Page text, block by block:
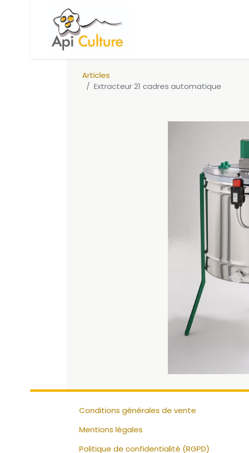
Articles
Extracteur 21 cadres automatique
Conditions générales de vente
Mentions légales
Politique de confidentialité (RGPD)